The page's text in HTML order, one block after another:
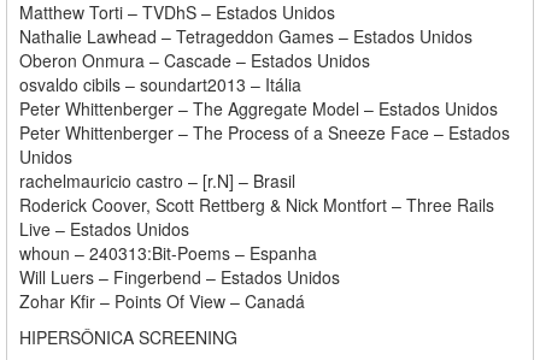
Matthew Torti – TVDhS – Estados Unidos
Nathalie Lawhead – Tetrageddon Games – Estados Unidos
Oberon Onmura – Cascade – Estados Unidos
osvaldo cibils – soundart2013 – Itália
Peter Whittenberger – The Aggregate Model – Estados Unidos
Peter Whittenberger – The Process of a Sneeze Face – Estados
Unidos
rachelmauricio castro – [r.N] – Brasil
Roderick Coover, Scott Rettberg & Nick Montfort – Three Rails
Live – Estados Unidos
whoun – 240313:Bit-Poems – Espanha
Will Luers – Fingerbend – Estados Unidos
Zohar Kfir – Points Of View – Canadá
HIPERSÔNICA SCREENING